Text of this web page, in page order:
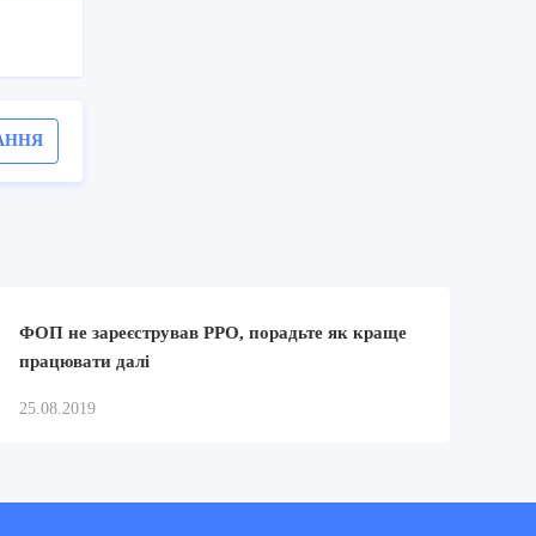
ФОП не зареєстрував РРО, порадьте як краще
працювати далі
25.08.2019